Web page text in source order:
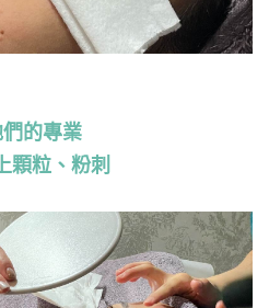
的專業
顆粒、粉刺